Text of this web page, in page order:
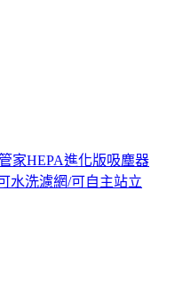
家HEPA進化版吸塵器
水洗濾網/可自主站立